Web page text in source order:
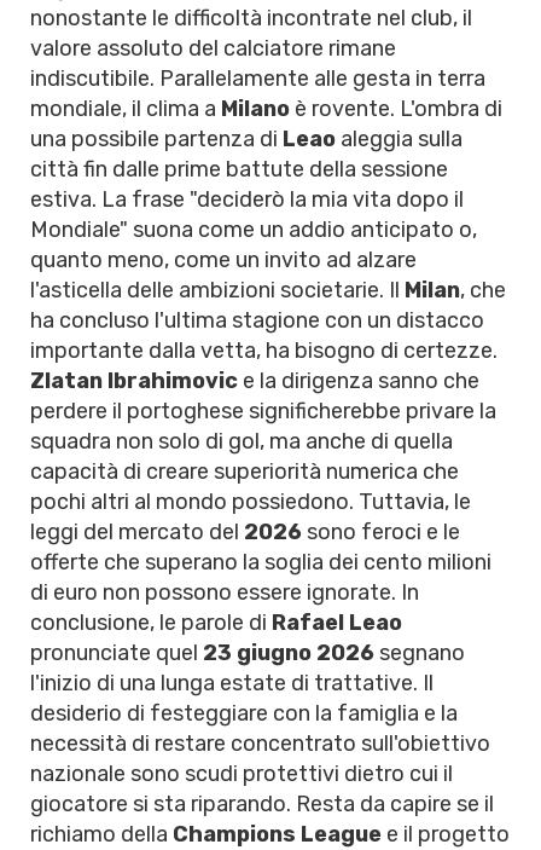
nonostante le difficoltà incontrate nel club, il
valore assoluto del calciatore rimane
indiscutibile. Parallelamente alle gesta in terra
mondiale, il clima a Milano è rovente. L'ombra di
una possibile partenza di Leao aleggia sulla
città fin dalle prime battute della sessione
estiva. La frase "deciderò la mia vita dopo il
Mondiale" suona come un addio anticipato o,
quanto meno, come un invito ad alzare
l'asticella delle ambizioni societarie. Il Milan, che
ha concluso l'ultima stagione con un distacco
importante dalla vetta, ha bisogno di certezze.
Zlatan Ibrahimovic e la dirigenza sanno che
perdere il portoghese significherebbe privare la
squadra non solo di gol, ma anche di quella
capacità di creare superiorità numerica che
pochi altri al mondo possiedono. Tuttavia, le
leggi del mercato del 2026 sono feroci e le
offerte che superano la soglia dei cento milioni
di euro non possono essere ignorate. In
conclusione, le parole di Rafael Leao
pronunciate quel 23 giugno 2026 segnano
l'inizio di una lunga estate di trattative. Il
desiderio di festeggiare con la famiglia e la
necessità di restare concentrato sull'obiettivo
nazionale sono scudi protettivi dietro cui il
giocatore si sta riparando. Resta da capire se il
richiamo della Champions League e il progetto